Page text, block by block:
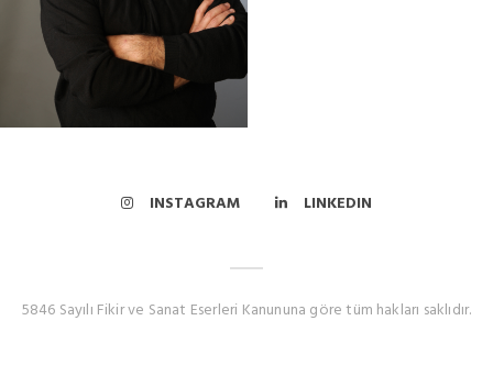
INSTAGRAM LINKEDIN
5846 Sayılı Fikir ve Sanat Eserleri Kanununa göre tüm hakları saklıdır.